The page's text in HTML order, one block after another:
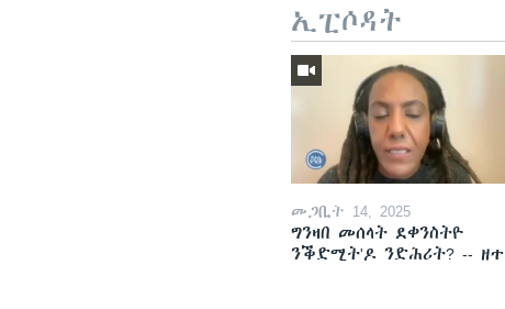
ኢፒሶዳት
መጋቢት 14, 2025
ግንዛበ መሰላት ደቀንስትዮ
ንቕድሚት'ዶ ንድሕሪት? -- ዘተ